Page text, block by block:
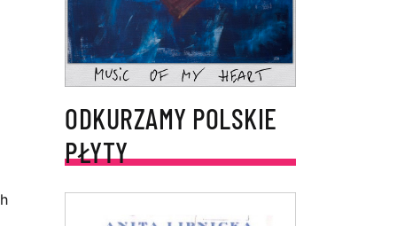
ODKURZAMY POLSKIE
PŁYTY